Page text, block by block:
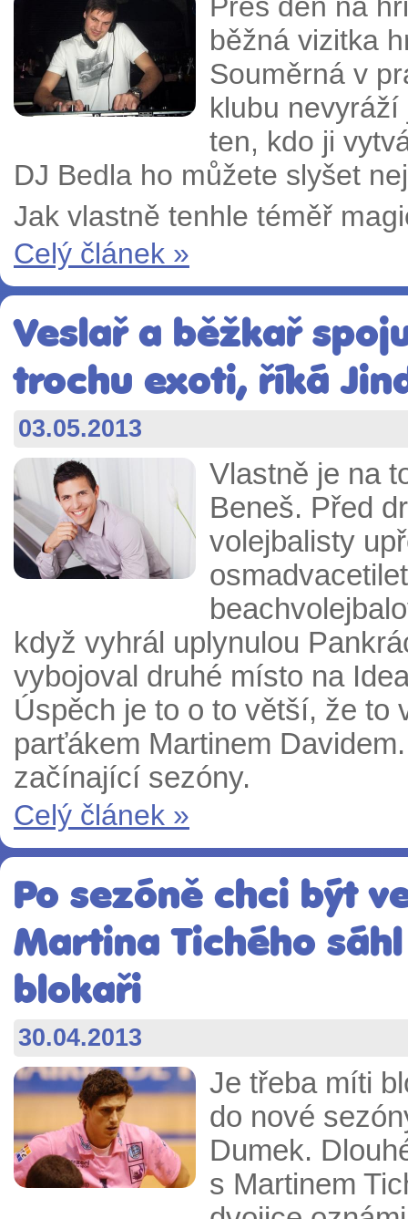
běžná vizitka
Souměrná v
klubu
ten, kdo ji
DJ Bedla ho můžete slyšet
Jak vlastně tenhle téměř
Celý článek »
Veslař a běžkař
trochu exoti, říká
03.05.2013
Vlastně je na
Beneš. Před
volejbalisty
když vyhrál uplynulou
vybojoval druhé místo na
Úspěch je to o to větší, že to
parťákem Martinem
začínající sezóny.
Celý článek »
Po sezóně chci být
Martina Tichého
blokaři
30.04.2013
Je třeba míti
do nové
Dumek.
s Martinem